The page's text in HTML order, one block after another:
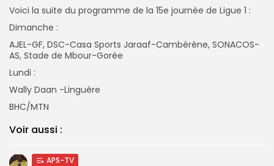
Voici la suite du programme de la 15e journée de Ligue 1 :
Dimanche :
AJEL-GF, DSC-Casa Sports Jaraaf-Cambérène, SONACOS-
AS, Stade de Mbour-Gorée
Lundi :
Wally Daan -Linguère
BHC/MTN
Voir aussi :
APS-TV